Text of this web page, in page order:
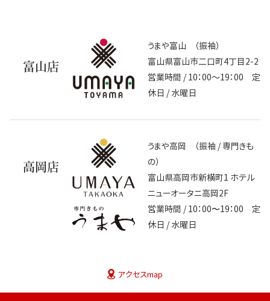
富山店
うまや富山 （振袖）
富山県富山市二口町4丁目2-2
営業時間 / 10：00～19：00 定
休日 / 水曜日
高岡店
うまや高岡 （振袖 / 専門きも
の）
富山県高岡市新横町1 ホテル
ニューオータニ高岡2F
営業時間 / 10：00〜19：00 定
休日 / 水曜日
アクセスmap